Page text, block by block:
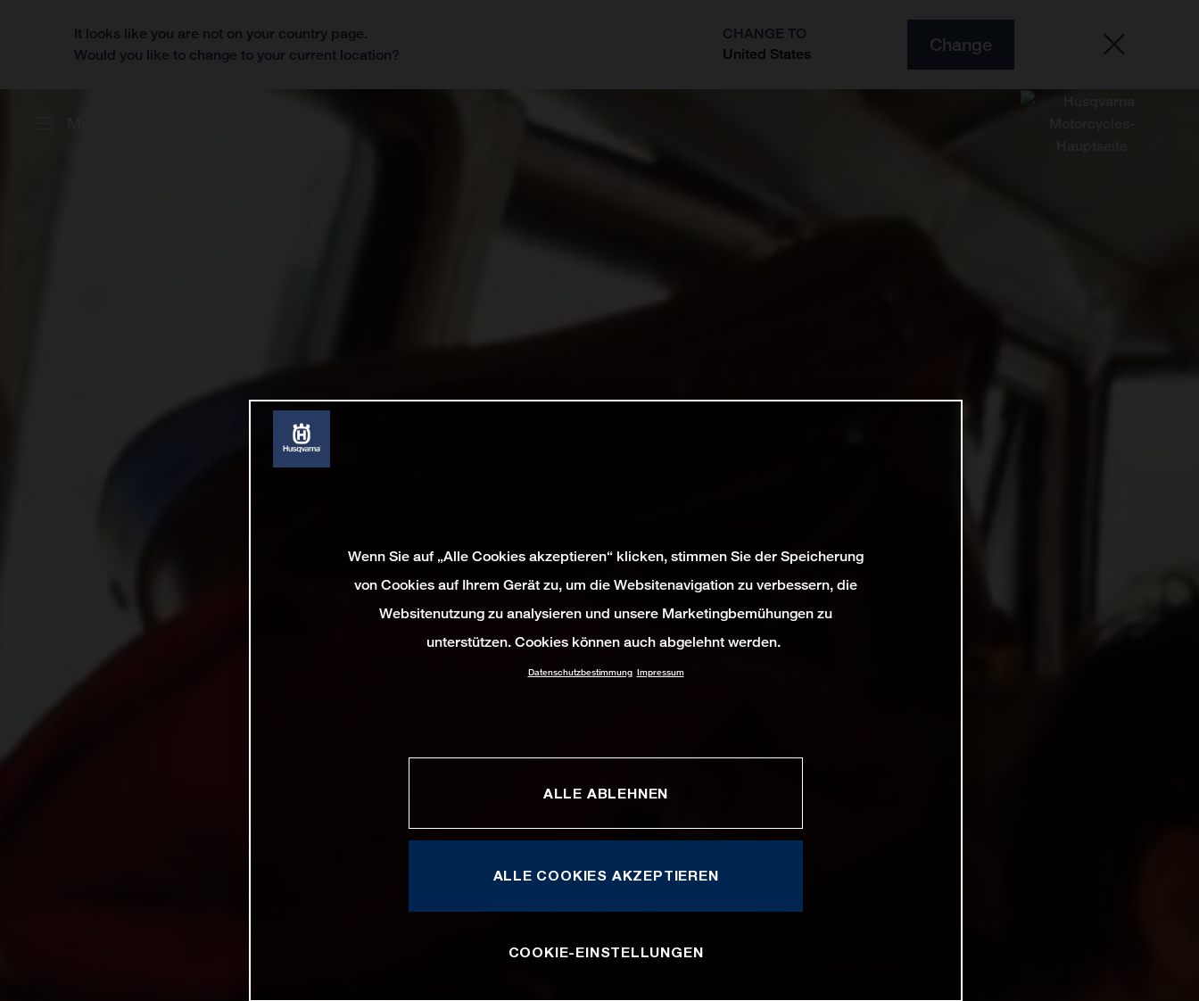
It looks like you are not on your country page.
Would you like to change to your current location?
CHANGE TO
United States
Change
Wenn Sie auf „Alle Cookies akzeptieren“ klicken, stimmen Sie der Speicherung
von Cookies auf Ihrem Gerät zu, um die Websitenavigation zu verbessern, die
Websitenutzung zu analysieren und unsere Marketingbemühungen zu
unterstützen. Cookies können auch abgelehnt werden.
Datenschutzbestimmung Impressum
ALLE ABLEHNEN
ALLE COOKIES AKZEPTIEREN
COOKIE-EINSTELLUNGEN